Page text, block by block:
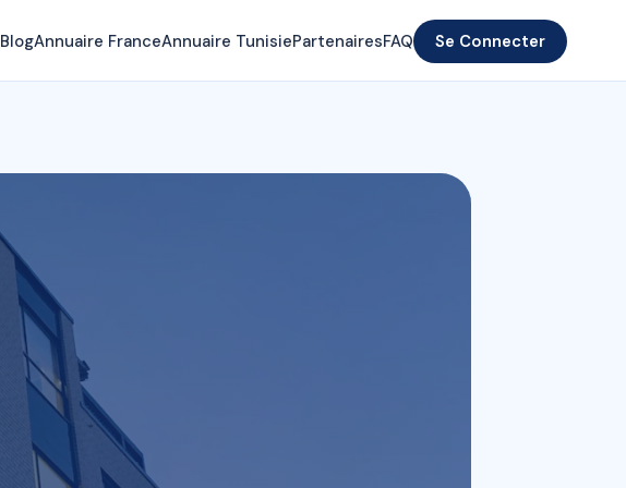
BlogAnnuaire FranceAnnuaire TunisiePartenairesFAQ Se Connecter